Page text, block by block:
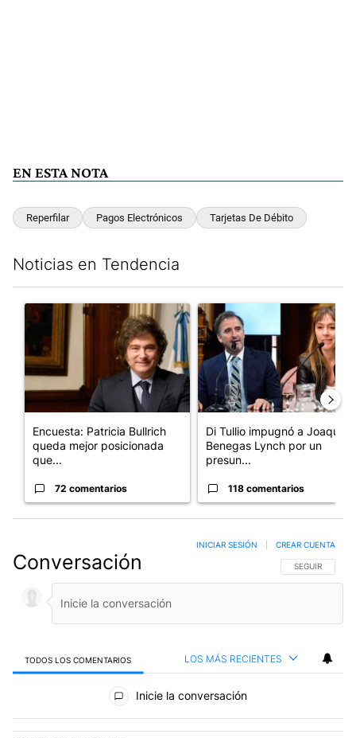
EN ESTA NOTA
Reperfilar Pagos Electrónicos Tarjetas De Débito
Noticias en Tendencia
Un artículo de tendencia con el título "Encuesta: Patricia
Encuesta: Patricia Bullrich
queda mejor posicionada
que...
72 comentarios
Un artículo de tendencia con
Di Tullio impugnó a Joaquín
Benegas Lynch por un
presun...
118 comentarios
Conversación SIGA ESTA
SEGUIR
INICIAR SESIÓN CREAR CUENTA
TODOS LOS COMENTARIOS LOS MÁS RECIENTES
Todos los comentarios
Inicie la conversación